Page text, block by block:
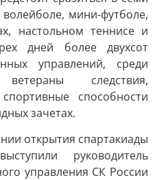
мини-футболе,
настольном теннисе и
дней более двухсот
управлений, среди
следствия,
способности
зачетах.
открытия спартакиады
руководитель
управления СК России